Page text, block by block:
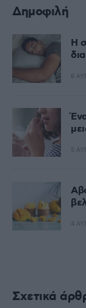
Δημοφιλή
Η
6
5
4
Σχετικά